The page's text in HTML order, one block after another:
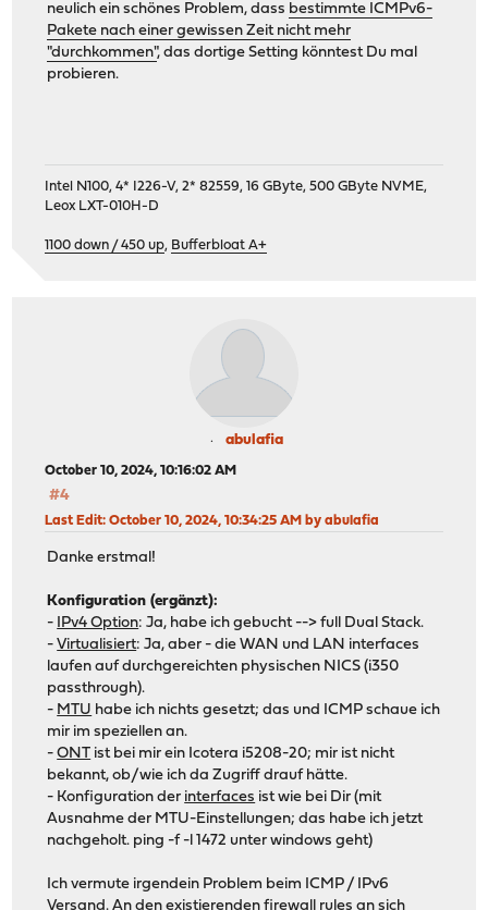
neulich ein schönes Problem, dass bestimmte ICMPv6-
Pakete nach einer gewissen Zeit nicht mehr
"durchkommen", das dortige Setting könntest Du mal
probieren.
Intel N100, 4* I226-V, 2* 82559, 16 GByte, 500 GByte NVME,
Leox LXT-010H-D
1100 down / 450 up, Bufferbloat A+
abulafia
October 10, 2024, 10:16:02 AM
#4
Last Edit: October 10, 2024, 10:34:25 AM by abulafia
Danke erstmal!
Konfiguration (ergänzt):
- IPv4 Option: Ja, habe ich gebucht --> full Dual Stack.
-Virtualisiert: Ja, aber - die WAN und LAN interfaces
laufen auf durchgereichten physischen NICS (i350
passthrough).
- MTU habe ich nichts gesetzt; das und ICMP schaue ich
mir im speziellen an.
-ONT ist bei mir ein Icotera i5208-20; mir ist nicht
bekannt, ob/wie ich da Zugriff drauf hätte.
- Konfiguration der interfaces ist wie bei Dir (mit
Ausnahme der MTU-Einstellungen; das habe ich jetzt
nachgeholt. ping -f -l 1472 unter windows geht)
Ich vermute irgendein Problem beim ICMP / IPv6
Versand. An den existierenden firewall rules an sich